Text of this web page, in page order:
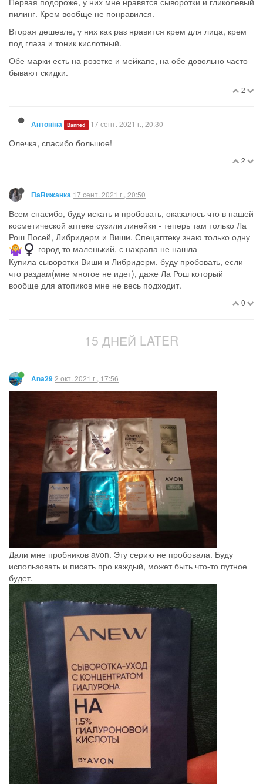
пилинг. Крем вообще не понравился.
Вторая дешевле, у них как раз нравится крем для лица, крем
под глаза и тоник кислотный.
Обе марки есть на розетке и мейкапе, на обе довольно часто
бывают скидки.
2
Антоніна Banned 17 сент. 2021 г., 20:30
Олечка, спасибо большое!
2
ПаRижанка 17 сент. 2021 г., 20:50
Всем спасибо, буду искать и пробовать, оказалось что в нашей
косметической аптеке сузили линейки - теперь там только Ла
Рош Посей, Либридерм и Виши. Спецаптеку знаю только одну
️ город то маленький, с нахрапа не нашла
Купила сыворотки Виши и Либридерм, буду пробовать, если
что раздам(мне многое не идет), даже Ла Рош который
вообще для атопиков мне не весь подходит.
0
15 ДНЕЙ LATER
Ana29 2 окт. 2021 г., 17:56
Дали мне пробников avon. Эту серию не пробовала. Буду
использовать и писать про каждый, может быть что-то путное
будет.